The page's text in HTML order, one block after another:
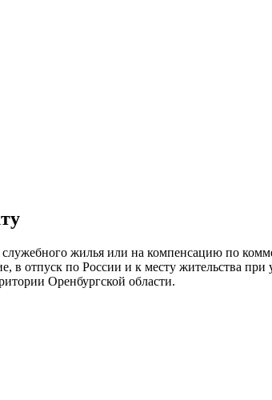
жилья или на компенсацию по
в отпуск по России и к месту жительства
Оренбургской области.